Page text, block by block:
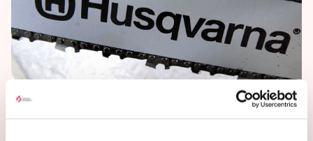
Husqvarnas vd lämnar sin
post